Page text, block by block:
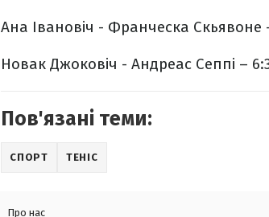
Ана Івановіч - Франческа Скьявоне
Новак Джоковіч - Андреас Сеппі –
Пов'язані теми:
СПОРТ ТЕНІС
Про нас